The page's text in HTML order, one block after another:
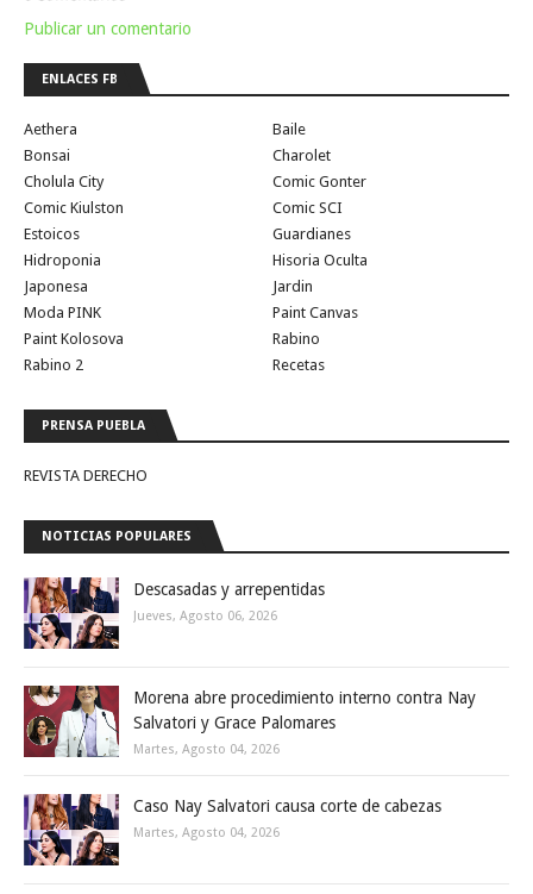
Publicar un comentario
ENLACES FB
Aethera
Baile
Bonsai
Charolet
Cholula City
Comic Gonter
Comic Kiulston
Comic SCI
Estoicos
Guardianes
Hidroponia
Hisoria Oculta
Japonesa
Jardin
Moda PINK
Paint Canvas
Paint Kolosova
Rabino
Rabino 2
Recetas
PRENSA PUEBLA
REVISTA DERECHO
NOTICIAS POPULARES
Descasadas y arrepentidas
Jueves, Agosto 06, 2026
Morena abre procedimiento interno contra Nay
Salvatori y Grace Palomares
Martes, Agosto 04, 2026
Caso Nay Salvatori causa corte de cabezas
Martes, Agosto 04, 2026